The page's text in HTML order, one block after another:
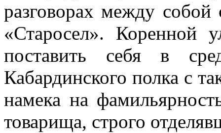
разговорах между собой
«Старосел». Коренной
поставить себя в
Кабардинско­го полка с
намека на
товарища, строго